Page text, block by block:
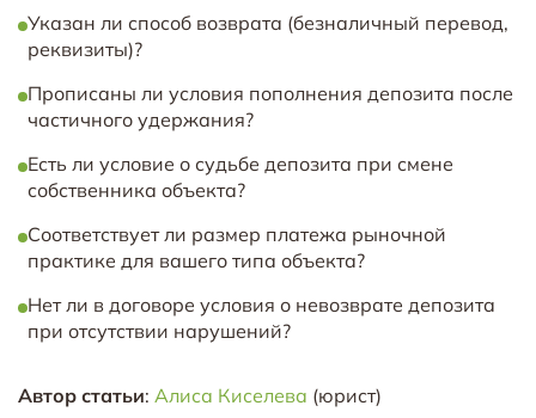
Указан ли способ возврата (безналичный перевод,
реквизиты)?
Прописаны ли условия пополнения депозита после
частичного удержания?
Есть ли условие о судьбе депозита при смене
собственника объекта?
Соответствует ли размер платежа рыночной
практике для вашего типа объекта?
Нет ли в договоре условия о невозврате депозита
при отсутствии нарушений?
Автор статьи: Алиса Киселева (юрист)